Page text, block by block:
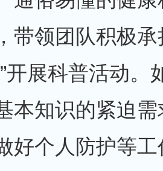
带领团队积极
开展科普活动。
本知识的紧迫
好个人防护等